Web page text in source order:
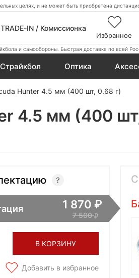
целях, и не может быть приобретена
TRADE-IN / Комиссионка
Избранное
и самообороны. Быстрая доставка по всей
Страйкбол Оптика
Hunter 4.5 мм (400 шт, 0.68 г)
4.5 мм (400
1 870
7 500
В КОРЗИНУ
Добавить в избранное